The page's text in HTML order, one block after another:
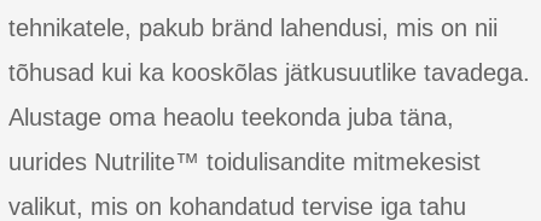
tehnikatele, pakub bränd lahendusi, mis on nii
tõhusad kui ka kooskõlas jätkusuutlike tavadega.
Alustage oma heaolu teekonda juba täna,
uurides Nutrilite™ toidulisandite mitmekesist
valikut, mis on kohandatud tervise iga tahu